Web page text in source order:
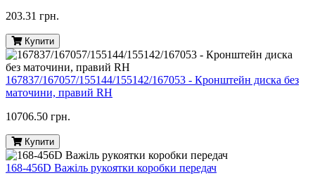
203.31 грн.
Купити
167837/167057/155144/155142/167053 - Кронштейн диска без
маточини, правий RH
10706.50 грн.
Купити
168-456D Важіль рукоятки коробки передач